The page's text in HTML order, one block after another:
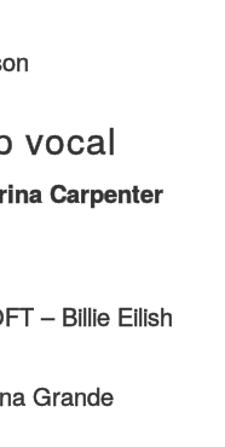
vocal
Carpenter
– Billie Eilish
Grande